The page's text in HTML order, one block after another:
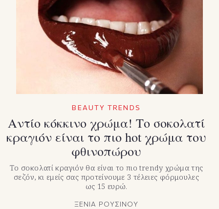
BEAUTY TRENDS
Αντίο κόκκινο χρώμα! Το σοκολατί
κραγιόν είναι το πιο hot χρώμα του
φθινοπώρου
Το σοκολατί κραγιόν θα είναι το πιο trendy χρώμα της
σεζόν, κι εμείς σας προτείνουμε 3 τέλειες φόρμουλες
ως 15 ευρώ.
ΞΕΝΙΑ ΡΟΥΣΙΝΟΥ